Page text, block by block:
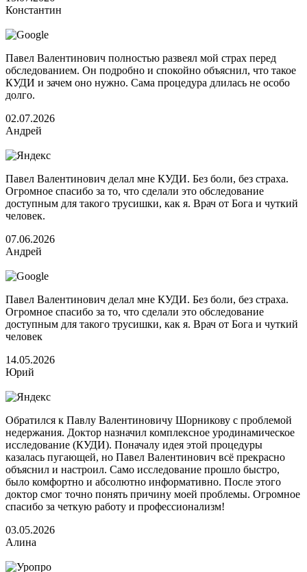
Константин
Павел Валентинович полностью развеял мой страх перед
обследованием. Он подробно и спокойно объяснил, что такое
КУДИ и зачем оно нужно. Сама процедура длилась не особо
долго.
02.07.2026
Андрей
Павел Валентинович делал мне КУДИ. Без боли, без страха.
Огромное спасибо за то, что сделали это обследование
доступным для такого трусишки, как я. Врач от Бога и чуткий
человек.
07.06.2026
Андрей
Павел Валентинович делал мне КУДИ. Без боли, без страха.
Огромное спасибо за то, что сделали это обследование
доступным для такого трусишки, как я. Врач от Бога и чуткий
человек
14.05.2026
Юрий
Обратился к Павлу Валентиновичу Шорникову с проблемой
недержания. Доктор назначил комплексное уродинамическое
исследование (КУДИ). Поначалу идея этой процедуры
казалась пугающей, но Павел Валентинович всё прекрасно
объяснил и настроил. Само исследование прошло быстро,
было комфортно и абсолютно информативно. После этого
доктор смог точно понять причину моей проблемы. Огромное
спасибо за четкую работу и профессионализм!
03.05.2026
Алина